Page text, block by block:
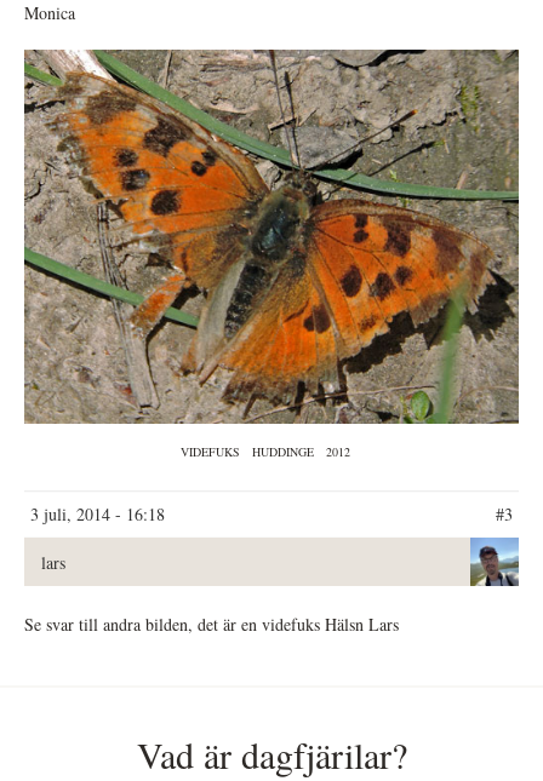
Monica
VIDEFUKS HUDDINGE 2012
3 juli, 2014 - 16:18 #3
lars
Se svar till andra bilden, det är en videfuks Hälsn Lars
Vad är dagfjärilar?